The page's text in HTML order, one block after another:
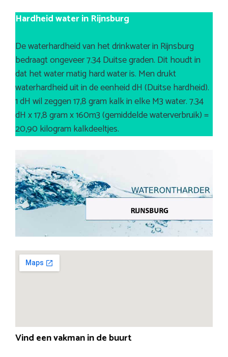
Hardheid water in Rijnsburg
De waterhardheid van het drinkwater in Rijnsburg
bedraagt ongeveer 7.34 Duitse graden. Dit houdt in
dat het water matig hard water is. Men drukt
waterhardheid uit in de eenheid dH (Duitse hardheid).
1 dH wil zeggen 17,8 gram kalk in elke M3 water. 7.34
dH x 17,8 gram x 160m3 (gemiddelde waterverbruik) =
20,90 kilogram kalkdeeltjes.
Vind een vakman in de buurt